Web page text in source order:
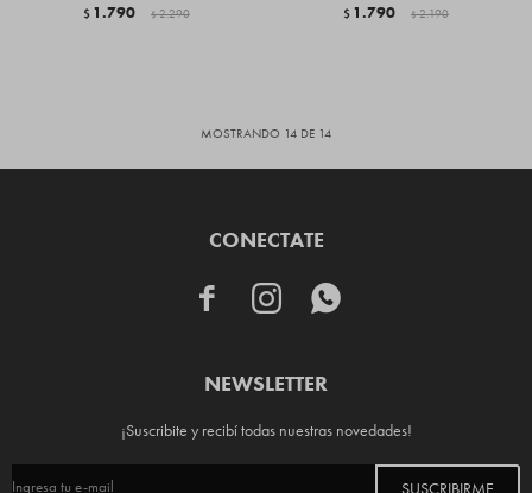
$ 1.790 $ 2.290 $ 1.790 $ 2.190
MOSTRANDO 14 DE 14
CONECTATE
  
NEWSLETTER
¡Suscribite y recibí todas nuestras novedades!
SUSCRIBIRME